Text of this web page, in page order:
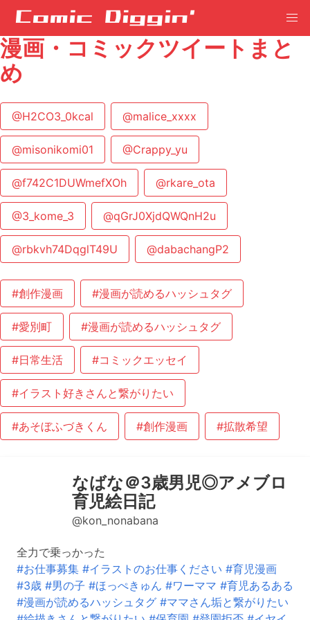
漫画・コミックツイートまと
め
@H2CO3_0kcal @malice_xxxx
@misonikomi01 @Crappy_yu
@f742C1DUWmefXOh @rkare_ota
@3_kome_3 @qGrJ0XjdQWQnH2u
@rbkvh74DqglT49U @dabachangP2
#創作漫画 #漫画が読めるハッシュタグ
#愛別町 #漫画が読めるハッシュタグ
#日常生活 #コミックエッセイ
#イラスト好きさんと繋がりたい
#あそぼふづきくん #創作漫画 #拡散希望
なばな＠3歳男児◎アメブロ
育児絵日記
@kon_nonabana
全力で乗っかった
#お仕事募集 #イラストのお仕事ください #育児漫画
#3歳 #男の子 #ほっぺきゅん #ワーママ #育児あるある
#漫画が読めるハッシュタグ #ママさん垢と繋がりたい